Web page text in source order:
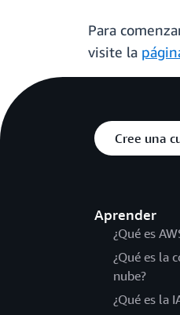
Para
visite la
Cree una
Aprender
¿Qué es
¿Qué es la
nube?
¿Qué es la